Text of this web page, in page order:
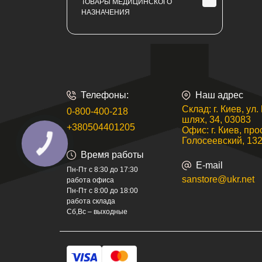
Герметики силиконовые,
Дезинфицирующие средства
Полиуретановые пены и клеи
ТОВАРЫ МЕДИЦИНСКОГО
НАЗНАЧЕНИЯ
Поручни для людей с
инвалидностью
Телефоны:
0-800-400-218
+380504401205
Время работы
Пн-Пт с 8:30 до 17:30
работа офиса
Пн-Пт с 8:00 до 18:00
работа склада
Сб,Вс – выходные
Наш адрес
Склад: г. Киев,
шлях, 34, 03083
Офис: г. Киев,
Голосеевский,
E-mail
sanstore@ukr.net